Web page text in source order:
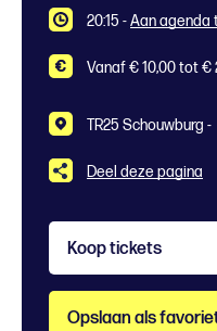
20:15 -Aan agenda
Vanaf € 10,00 tot €
TR25 Schouwburg -
Deel deze pagina
Koop tickets
Opslaan als